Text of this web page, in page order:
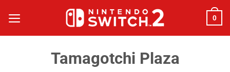
qua
nội
0
Tamagotchi Plaza